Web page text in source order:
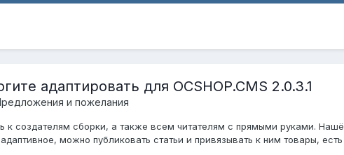
адаптировать для OCSHOP.CMS 2.0.3.1
и пожелания
создателям сборки, а также всем читателям с прямыми руками.
можно публиковать статьи и привязывать к ним товары,